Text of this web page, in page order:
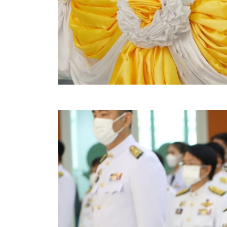
การบริการแบบเบ็ดเสร็จ (One Stop Service)
หนังสือสั่งการ
สรุปผลการปฏิบัติงานประจำเดือน GPS
การเสริมสร้างคุณธรรมจริยธรรม
ITA : การประเมินคุณธรรมและความโปร่งใสในการ
การจัดการความรู้ (KM)
ข้อระเบียบและกฎหมาย